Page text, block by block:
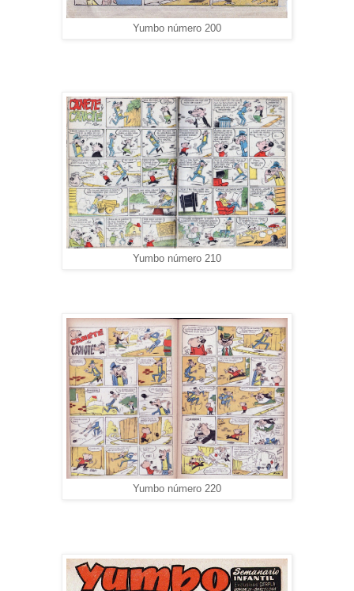
Yumbo número 200
Yumbo número 210
Yumbo número 220